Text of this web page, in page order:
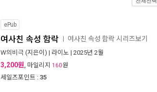
ePub
여사친 속성 함락 여사친 속성 함락 시리즈보기
W의비극 (지은이) | 라이노 | 2025년 2월
3,200원, 마일리지 160원
세일즈포인트 : 35